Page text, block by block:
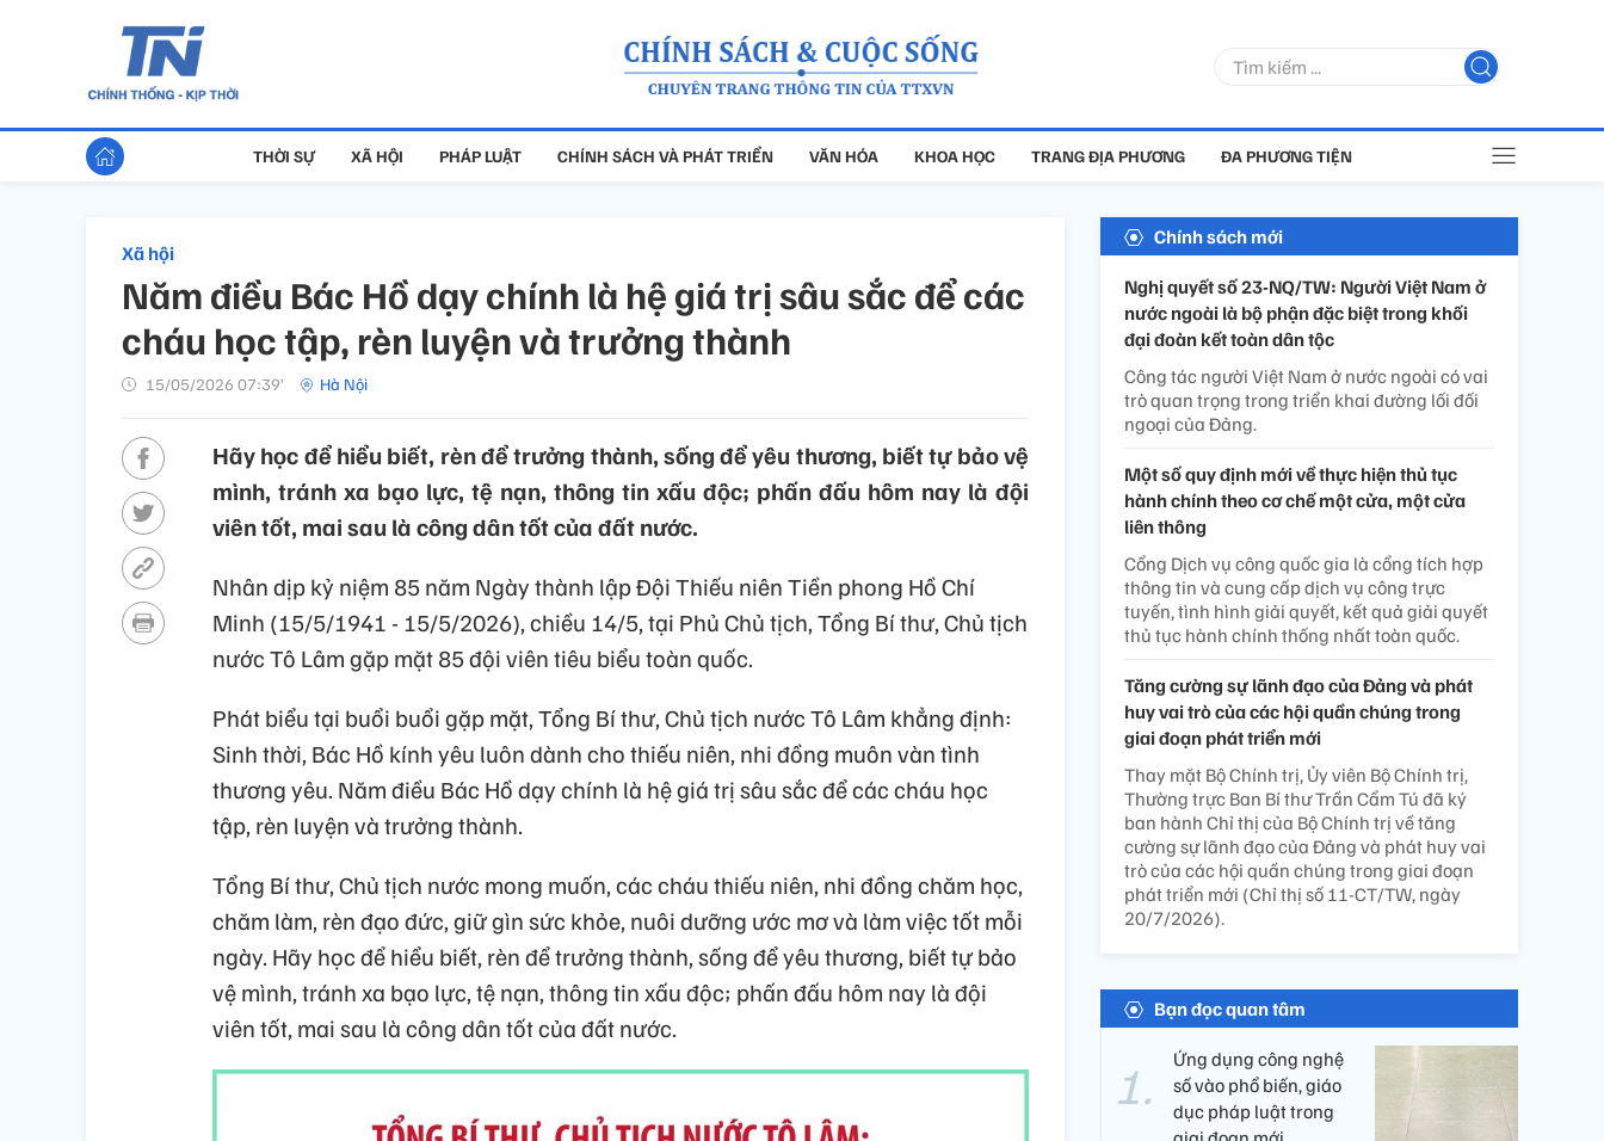
THỜI SỰ XÃ HỘI PHÁP LUẬT CHÍNH SÁCH VÀ PHÁT TRIỂN VĂN HÓA KHOA HỌC TRANG ĐỊA PHƯƠNG ĐA PHƯƠNG TIỆN
Xã hội
Năm điều Bác Hồ dạy chính là hệ giá trị sâu sắc để các
cháu học tập, rèn luyện và trưởng thành
15/05/2026 07:39’ Hà Nội
Hãy học để hiểu biết, rèn để trưởng thành, sống để yêu thương, biết tự bảo vệ
mình, tránh xa bạo lực, tệ nạn, thông tin xấu độc; phấn đấu hôm nay là đội
viên tốt, mai sau là công dân tốt của đất nước.
Nhân dịp kỷ niệm 85 năm Ngày thành lập Đội Thiếu niên Tiền phong Hồ Chí
Minh (15/5/1941 - 15/5/2026), chiều 14/5, tại Phủ Chủ tịch, Tổng Bí thư, Chủ tịch
nước Tô Lâm gặp mặt 85 đội viên tiêu biểu toàn quốc.
Phát biểu tại buổi buổi gặp mặt, Tổng Bí thư, Chủ tịch nước Tô Lâm khẳng định:
Sinh thời, Bác Hồ kính yêu luôn dành cho thiếu niên, nhi đồng muôn vàn tình
thương yêu. Năm điều Bác Hồ dạy chính là hệ giá trị sâu sắc để các cháu học
tập, rèn luyện và trưởng thành.
Tổng Bí thư, Chủ tịch nước mong muốn, các cháu thiếu niên, nhi đồng chăm học,
chăm làm, rèn đạo đức, giữ gìn sức khỏe, nuôi dưỡng ước mơ và làm việc tốt mỗi
ngày. Hãy học để hiểu biết, rèn để trưởng thành, sống để yêu thương, biết tự bảo
vệ mình, tránh xa bạo lực, tệ nạn, thông tin xấu độc; phấn đấu hôm nay là đội
viên tốt, mai sau là công dân tốt của đất nước.
Chính sách mới
Nghị quyết số 23-NQ/TW: Người Việt Nam ở
nước ngoài là bộ phận đặc biệt trong khối
đại đoàn kết toàn dân tộc
Công tác người Việt Nam ở nước ngoài có vai
trò quan trọng trong triển khai đường lối đối
ngoại của Đảng.
Một số quy định mới về thực hiện thủ tục
hành chính theo cơ chế một cửa, một cửa
liên thông
Cổng Dịch vụ công quốc gia là cổng tích hợp
thông tin và cung cấp dịch vụ công trực
tuyến, tình hình giải quyết, kết quả giải quyết
thủ tục hành chính thống nhất toàn quốc.
Tăng cường sự lãnh đạo của Đảng và phát
huy vai trò của các hội quần chúng trong
giai đoạn phát triển mới
Thay mặt Bộ Chính trị, Ủy viên Bộ Chính trị,
Thường trực Ban Bí thư Trần Cẩm Tú đã ký
ban hành Chỉ thị của Bộ Chính trị về tăng
cường sự lãnh đạo của Đảng và phát huy vai
trò của các hội quần chúng trong giai đoạn
phát triển mới (Chỉ thị số 11-CT/TW, ngày
20/7/2026).
Bạn đọc quan tâm
Ứng dụng công nghệ
số vào phổ biến, giáo
dục pháp luật trong